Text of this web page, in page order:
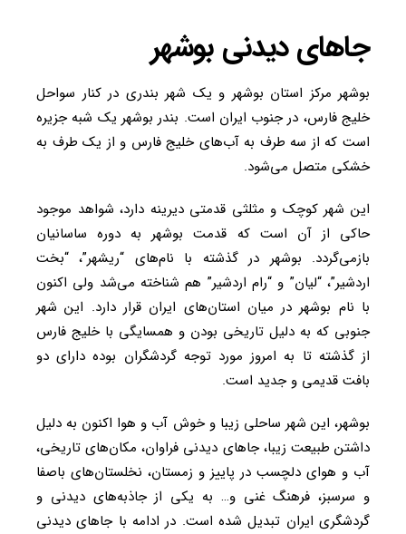
جا‌های دیدنی بوشهر
بوشهر مرکز استان بوشهر و یک شهر بندری در کنار سواحل
خلیج فارس، در جنوب ایران است. بندر بوشهر یک شبه جزیره
است که از سه طرف به آب‌های خلیج فارس و از یک طرف به
خشکی متصل می‌شود.
این شهر کوچک و مثلثی قدمتی دیرینه دارد، شواهد موجود
حاکی از آن است که قدمت بوشهر به دوره ساسانیان
بازمی‌گردد. بوشهر در گذشته با نام‌های “ریشهر”، “بخت
اردشیر”، “لیان” و “رام اردشیر” هم شناخته می‌شد ولی اکنون
با نام بوشهر در میان استان‌های ایران قرار دارد. این شهر
جنوبی که به دلیل تاریخی بودن و همسایگی با خلیج فارس
از گذشته تا به امروز مورد توجه گردشگران بوده دارای دو
بافت قدیمی و جدید است.
بوشهر، این شهر ساحلی زیبا و خوش آب و هوا اکنون به دلیل
داشتن طبیعت زیبا، جا‌های دیدنی فراوان، مکان‌های تاریخی،
آب و هوای دلچسب در پاییز و زمستان، نخلستان‌های باصفا
و سرسبز، فرهنگ غنی و… به یکی از جاذبه‌های دیدنی و
گردشگری ایران تبدیل شده است. در ادامه با جا‌های دیدنی